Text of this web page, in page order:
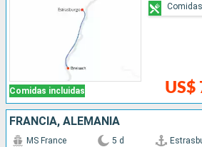
Comidas incluidas US$
FRANCIA, ALEMANIA
MS France 5 d